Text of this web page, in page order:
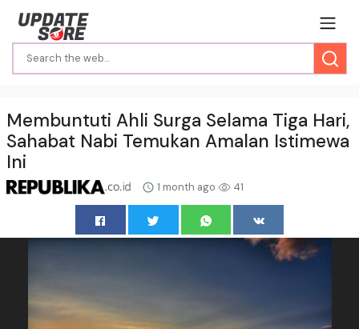
Membuntuti Ahli Surga Selama Tiga Hari,
Sahabat Nabi Temukan Amalan Istimewa
Ini
1 month ago 41